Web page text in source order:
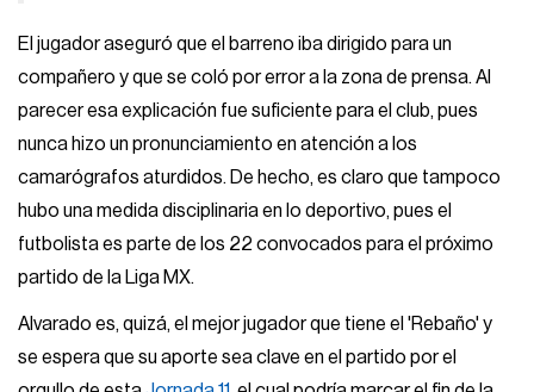
El jugador aseguró que el barreno iba dirigido para un
compañero y que se coló por error a la zona de prensa. Al
parecer esa explicación fue suficiente para el club, pues
nunca hizo un pronunciamiento en atención a los
camarógrafos aturdidos. De hecho, es claro que tampoco
hubo una medida disciplinaria en lo deportivo, pues el
futbolista es parte de los 22 convocados para el próximo
partido de la Liga MX.
Alvarado es, quizá, el mejor jugador que tiene el 'Rebaño' y
se espera que su aporte sea clave en el partido por el